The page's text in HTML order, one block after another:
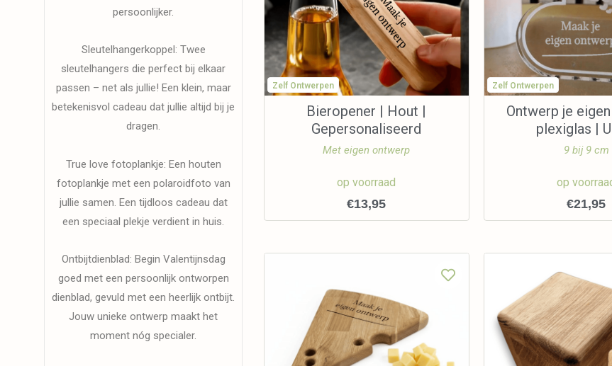
persoonlijker.
Sleutelhangerkoppel: Twee
sleutelhangers die perfect bij elkaar
passen – net als jullie! Een klein, maar
betekenisvol cadeau dat jullie altijd bij je
dragen.
True love fotoplankje: Een houten
fotoplankje met een polaroidfoto van
jullie samen. Een tijdloos cadeau dat
een speciaal plekje verdient in huis.
Ontbijtdienblad: Begin Valentijnsdag
goed met een persoonlijk ontworpen
dienblad, gevuld met een heerlijk ontbijt.
Jouw unieke ontwerp maakt het
moment nóg specialer.
Zelf Ontwerpen
Bieropener | Hout |
Gepersonaliseerd
Met eigen ontwerp
op voorraad
€13,95
Zelf Ontwerpen
Ontwerp je
plexiglas |
9 bij 9 cm
op
€21,95